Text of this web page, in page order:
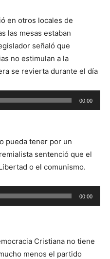
en otros locales de
las mesas estaban
señaló que
no estimulan a la
se revierta durante el día
00:00
pueda tener por un
sentenció que el
o el comunismo.
00:00
Cristiana no tiene
menos el partido